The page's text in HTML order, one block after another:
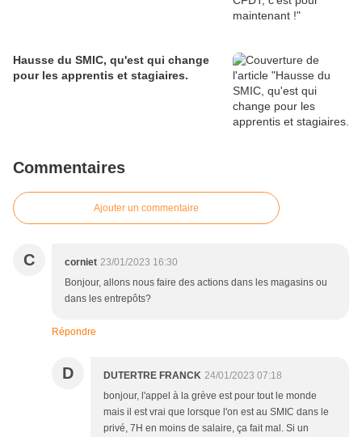
Hausse du SMIC, qu'est qui change
pour les apprentis et stagiaires.
Commentaires
Ajouter un commentaire
C corniet 23/01/2023 16:30
Bonjour, allons nous faire des actions dans les magasins ou
dans les entrepôts?
Répondre
D DUTERTRE FRANCK 24/01/2023 07:18
bonjour, l'appel à la grève est pour tout le monde
mais il est vrai que lorsque l'on est au SMIC dans le
privé, 7H en moins de salaire, ça fait mal. Si un